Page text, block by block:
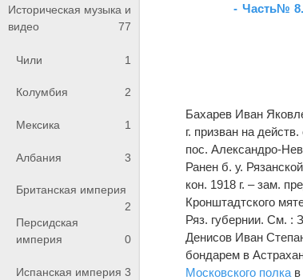
Историческая музыка и
видео
77
Чили 1
Колумбия 2
Мексика 1
Албания 3
Британская империя
2
Персидская
империя
0
Испанская империя 3
- Часть№ 8.
Бахарев Иван
г. призван на
пос. Александро-
Ранен б. у.
кон. 1918 г. – зам.
Кронштадтского
Ряз. губернии. См. :
Денисов Иван
бондарем в
Московского полка